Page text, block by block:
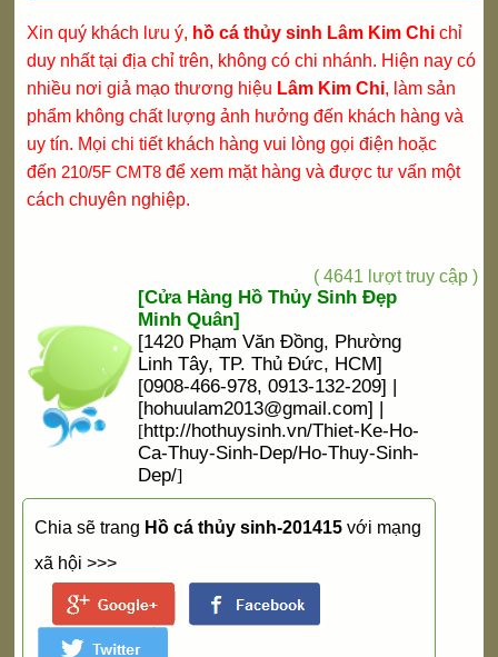
Xin quý khách lưu ý, hồ cá thủy sinh Lâm Kim Chichỉ
duy nhất tại địa chỉ trên, không có chi nhánh. Hiện nay có
nhiều nơi giả mạo thương hiệu Lâm Kim Chi, làm sản
phẩm không chất lượng ảnh hưởng đến khách hàng và
uy tín. Mọi chi tiết khách hàng vui lòng gọi điện hoặc
đến 210/5F CMT8để xem mặt hàng và được tư vấn một
cách chuyên nghiệp.
( 4641 lượt truy cập )
[Cửa Hàng Hồ Thủy Sinh Đẹp
Minh Quân]
[1420 Phạm Văn Đồng, Phường
Linh Tây, TP. Thủ Đức, HCM]
[0908-466-978, 0913-132-209] |
[hohuulam2013@gmail.com] |
[http://hothuysinh.vn/Thiet-Ke-Ho-
Ca-Thuy-Sinh-Dep/Ho-Thuy-Sinh-
Dep/]
Chia sẽ trang Hồ cá thủy sinh-201415với mạng
xã hội >>>